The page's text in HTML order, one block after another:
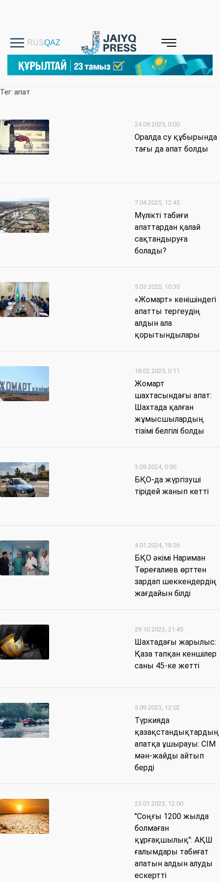
Тег: апат
24.09.2025, 0:00
Оралда су құбырында
тағы да апат болды
7.04.2025, 12:45
Мүлікті табиғи
апаттардан қалай
сақтандыруға
болады?
5.03.2025, 10:30
«Жомарт» кенішіндегі
апатты тергеудің
алдын ала
қорытындылары
18.02.2025, 0:11
Жомарт
шахтасындағы апат:
Шахтада қалған
жұмысшылардың
тізімі белгілі болды
3.09.2024, 0:00
БҚО-да жүргізуші
тірідей жанып кетті
4.01.2024, 18:26
БҚО әкімі Нариман
Төреғалиев өрттен
зардап шеккендердің
жағдайын білді
29.10.2023, 21:45
Шахтадағы жарылыс:
Қаза тапқан кеншілер
саны 45-ке жетті
5.09.2023, 12:02
Түркияда
қазақстандықтардың
апатқа ұшырауы: СІМ
мән-жайды айтып
берді
23.01.2023, 12:00
"Соңғы 1200 жылда
болмаған
құрғақшылық": АҚШ
ғалымдары табиғат
апатын алдын алуды
ескертті